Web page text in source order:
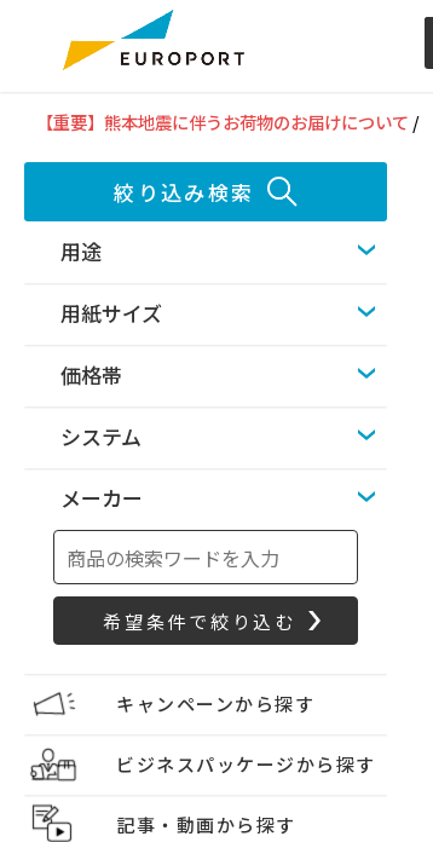
【重要】熊本地震に伴うお荷物のお届けについて /
絞り込み検索
用途
用紙サイズ
価格帯
システム
メーカー
キャンペーンから探す
ビジネスパッケージから探す
記事・動画から探す